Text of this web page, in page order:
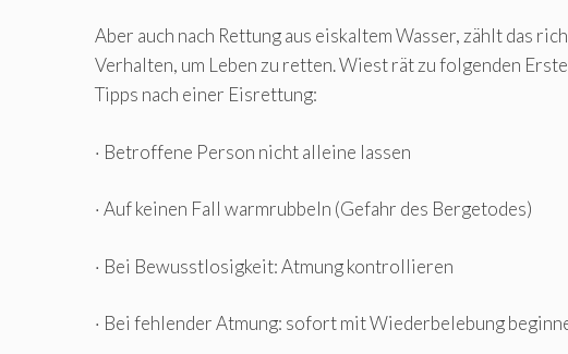
Aber auch nach Rettung aus eiskaltem Wasser, zählt das
Verhalten, um Leben zu retten. Wiest rät zu folgenden
Tipps nach einer Eisrettung:
· Betroffene Person nicht alleine lassen
· Auf keinen Fall warmrubbeln (Gefahr des Bergetodes)
· Bei Bewusstlosigkeit: Atmung kontrollieren
· Bei fehlender Atmung: sofort mit Wiederbelebung